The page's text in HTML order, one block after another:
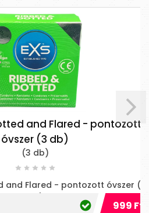
and Flared - pontozott
(3 db)
(3 db)
Flared - pontozott óvszer (3
999 Ft